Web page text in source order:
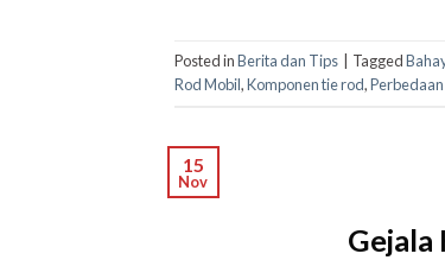
Posted inBerita dan Tips Tagged
Rod Mobil,Komponen tie rod,
15
Nov
Gejala